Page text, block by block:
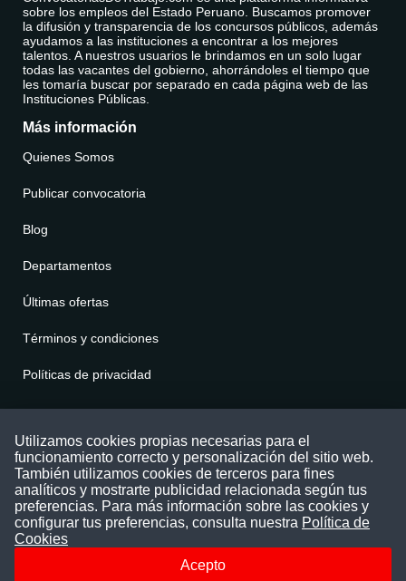
sobre los empleos del Estado Peruano. Buscamos promover
la difusión y transparencia de los concursos públicos, además
ayudamos a las instituciones a encontrar a los mejores
talentos. A nuestros usuarios le brindamos en un solo lugar
todas las vacantes del gobierno, ahorrándoles el tiempo que
les tomaría buscar por separado en cada página web de las
Instituciones Públicas.
Más información
Quienes Somos
Publicar convocatoria
Blog
Departamentos
Últimas ofertas
Términos y condiciones
Políticas de privacidad
Puede comunicarse con nosotros a través
nuestras redes sociales o del correo:
contacto@convocatoriasdetrabajo.com
Siguenos en:
Utilizamos cookies propias necesarias para el
funcionamiento correcto y personalización del sitio web.
También utilizamos cookies de terceros para fines
analíticos y mostrarte publicidad relacionada según tus
preferencias. Para más información sobre las cookies y
configurar tus preferencias, consulta nuestra Política de
Cookies
Acepto